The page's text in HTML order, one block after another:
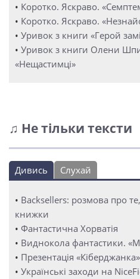
• Коротко. Яскраво.
• Коротко. Яскраво.
• Уривок з книги «Герой
• Уривок з книги Олени
«Нещастимці»
♫ Не тільки тексти
Дивись Слухай
• Backsellers: розмова про
книжки
• Фантастична Хорватія
• Виднокола фантастики.
• Презентація «Кіберджанка»
• Українські заходи на